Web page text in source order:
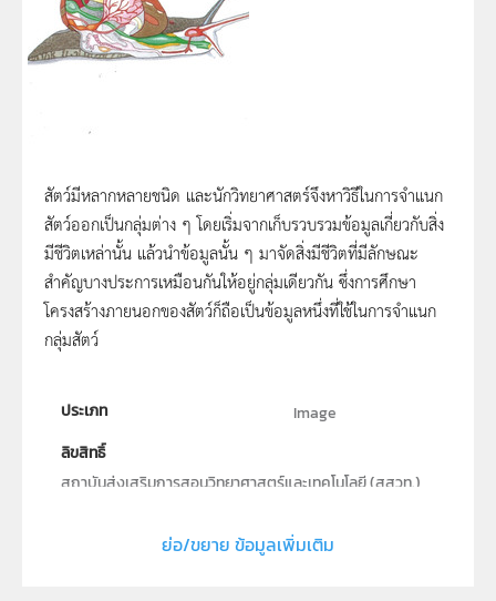
สัตว์มีหลากหลายชนิด และนักวิทยาศาสตร์จึงหาวิธีในการจำแนก
สัตว์ออกเป็นกลุ่มต่าง ๆ โดยเริ่มจากเก็บรวบรวมข้อมูลเกี่ยวกับสิ่ง
มีชีวิตเหล่านั้น แล้วนำข้อมูลนั้น ๆ มาจัดสิ่งมีชีวิตที่มีลักษณะ
สำคัญบางประการเหมือนกันให้อยู่กลุ่มเดียวกัน ซึ่งการศึกษา
โครงสร้างภายนอกของสัตว์ก็ถือเป็นข้อมูลหนึ่งที่ใช้ในการจำแนก
กลุ่มสัตว์
ประเภท
Image
ลิขสิทธิ์
สถาบันส่งเสริมการสอนวิทยาศาสตร์และเทคโนโลยี (สสวท.)
สาขาวิทยาศาสตร์การศึกษาภาคบังคับ
ย่อ/ขยาย ข้อมูลเพิ่มเติม